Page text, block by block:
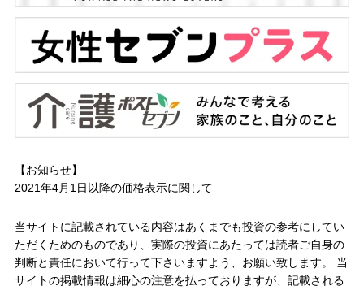
【お知らせ】
2021年4月1日以降の価格表示に関して
当サイトに記載されている内容はあくまでも投資の参考にしてい
ただくためのものであり、実際の投資にあたっては読者ご自身の
判断と責任において行って下さいますよう、お願い致します。 当
サイトの掲載情報は細心の注意を払っておりますが、記載される